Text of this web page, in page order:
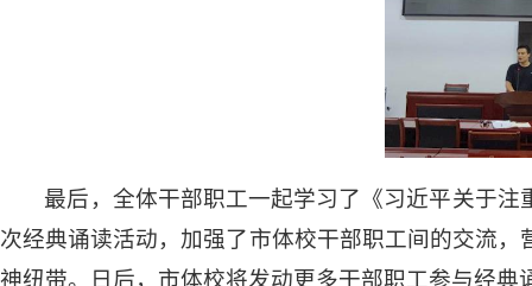
最后，全体干部职工一起学习了《习近平关于
次经典诵读活动，加强了市体校干部职工间的交流